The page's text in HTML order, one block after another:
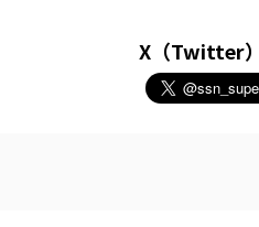
X（Twitter